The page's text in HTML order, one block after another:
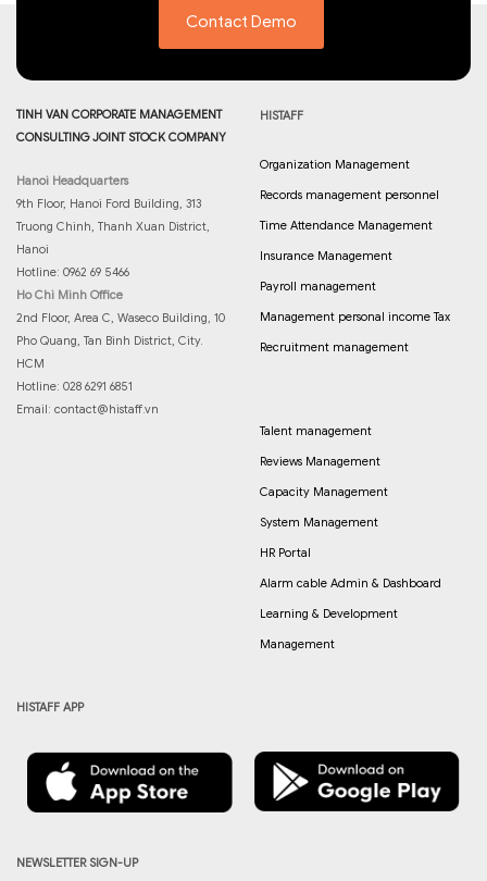
Contact Demo
TINH VAN CORPORATE MANAGEMENT
CONSULTING JOINT STOCK COMPANY
Hanoi Headquarters
9th Floor, Hanoi Ford Building, 313
Truong Chinh, Thanh Xuan District,
Hanoi
Hotline: 0962 69 5466
Ho Chi Minh Office
2nd Floor, Area C, Waseco Building, 10
Pho Quang, Tan Binh District, City.
HCM
Hotline: 028 6291 6851
Email: contact@histaff.vn
HISTAFF
Organization Management
Records management personnel
Time Attendance Management
Insurance Management
Payroll management
Management personal income Tax
Recruitment management
Talent management
Reviews Management
Capacity Management
System Management
HR Portal
Alarm cable Admin & Dashboard
Learning & Development
Management
HISTAFF APP
NEWSLETTER SIGN-UP